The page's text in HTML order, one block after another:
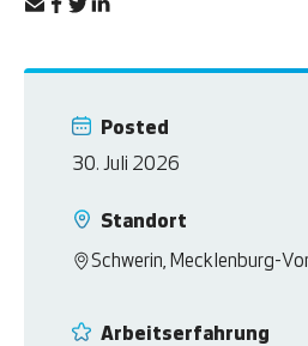
Posted
30. Juli 2026
Standort
Schwerin, Mecklenburg-
Arbeitserfahrung